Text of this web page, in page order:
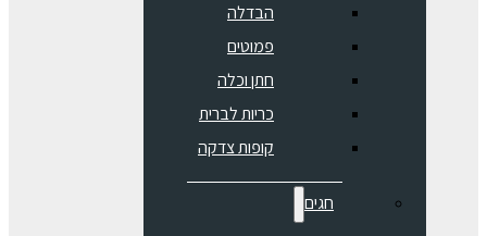
הבדלה
פמוטים
חתן וכלה
כריות לברית
קופות צדקה
חגים